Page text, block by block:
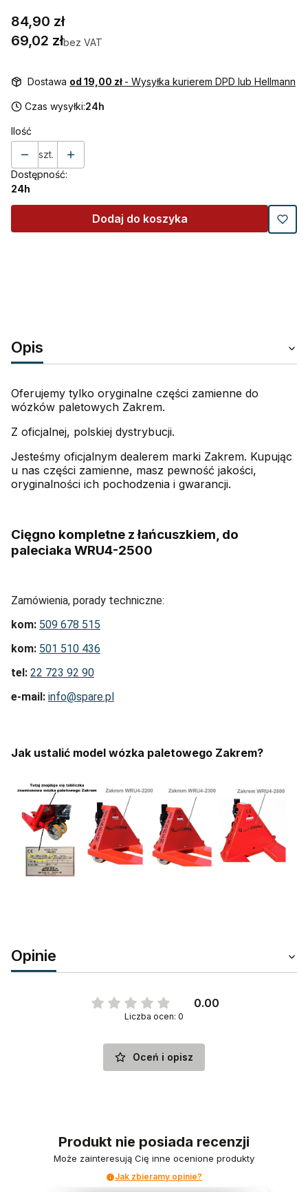
Cena
69,02 złbez VAT
Cena
84,90 zł
Dostawa od 19,00 zł - Wysyłka kurierem DPD lub Hellmann
Czas wysyłki:24h
Ilość
szt.
Dostępność:
24h
Dodaj do koszyka
Opis
Oferujemy tylko oryginalne części zamienne do
wózków paletowych Zakrem.
Z oficjalnej, polskiej dystrybucji.
Jesteśmy oficjalnym dealerem marki Zakrem. Kupując
u nas części zamienne, masz pewność jakości,
oryginalności ich pochodzenia i gwarancji.
Cięgno kompletne z łańcuszkiem, do
paleciaka WRU4-2500
Zamówienia, porady techniczne:
kom: 509 678 515
kom: 501 510 436
tel: 22 723 92 90
e-mail: info@spare.pl
Jak ustalić model wózka paletowego Zakrem?
Opinie
0.00
Liczba ocen: 0
Oceń i opisz
Produkt nie posiada recenzji
Może zainteresują Cię inne ocenione produkty
Jak zbieramy opinie?